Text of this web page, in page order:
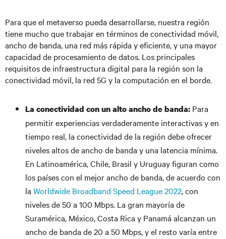
Para que el metaverso pueda desarrollarse, nuestra región
tiene mucho que trabajar en términos de conectividad móvil,
ancho de banda, una red más rápida y eficiente, y una mayor
capacidad de procesamiento de datos. Los principales
requisitos de infraestructura digital para la región son la
conectividad móvil, la red 5G y la computación en el borde.
La conectividad con un alto ancho de banda: Para
permitir experiencias verdaderamente interactivas y en
tiempo real, la conectividad de la región debe ofrecer
niveles altos de ancho de banda y una latencia mínima.
En Latinoamérica, Chile, Brasil y Uruguay figuran como
los países con el mejor ancho de banda, de acuerdo con
la Worldwide Broadband Speed League 2022, con
niveles de 50 a 100 Mbps. La gran mayoría de
Suramérica, México, Costa Rica y Panamá alcanzan un
ancho de banda de 20 a 50 Mbps, y el resto varía entre